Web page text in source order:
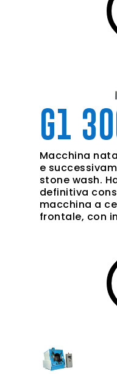
G1
Macchina
e
stone wash.
definitiva
macchina a
frontale, con